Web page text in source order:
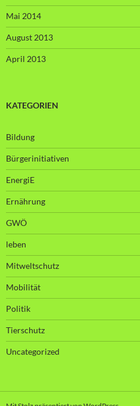
Mai 2014
August 2013
April 2013
KATEGORIEN
Bildung
Bürgerinitiativen
EnergiE
Ernährung
GWÖ
leben
Mitweltschutz
Mobilität
Politik
Tierschutz
Uncategorized